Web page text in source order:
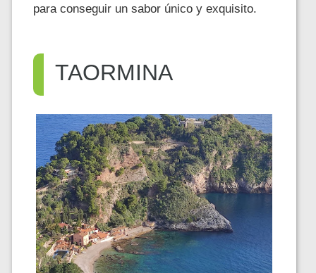
para conseguir un sabor único y exquisito.
TAORMINA